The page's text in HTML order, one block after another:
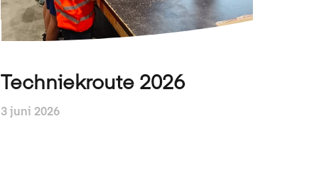
Techniekroute 2026
3 juni 2026